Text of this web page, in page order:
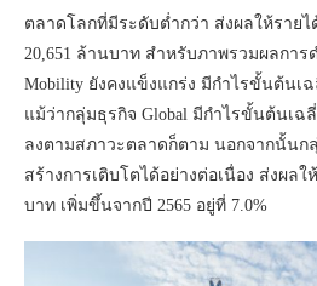
ตลาดโลกที่มีระดับต่ำกว่า ส่งผลให้ราย
20,651 ล้านบาท สำหรับภาพรวมผลการ
Mobility ยังคงแข็งแกร่ง มีกำไรขั้นต้นเ
แม้ว่ากลุ่มธุรกิจ Global มีกำไรขั้นต้นเฉ
ลงตามสภาวะตลาดก็ตาม นอกจากนั้นก
สร้างการเติบโตได้อย่างต่อเนื่อง ส่งผล
บาท เพิ่มขึ้นจากปี 2565 อยู่ที่ 7.0%